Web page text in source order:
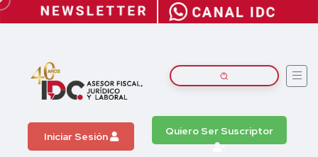
Iniciar Sesión Quiero Ser Suscriptor